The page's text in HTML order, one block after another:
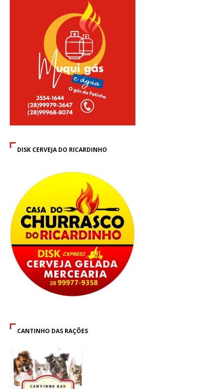
DISK CERVEJA DO RICARDINHO
CANTINHO DAS RAÇÕES